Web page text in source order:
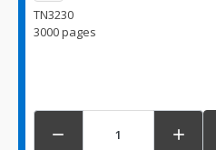
TN3230
3000 pages
 